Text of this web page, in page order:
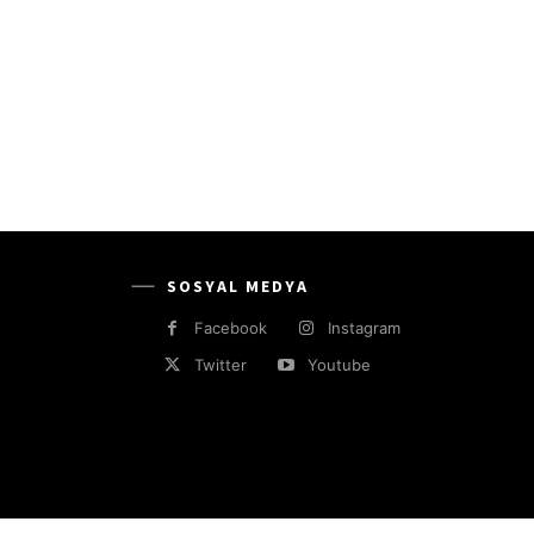
SOSYAL MEDYA
Facebook
Instagram
Twitter
Youtube